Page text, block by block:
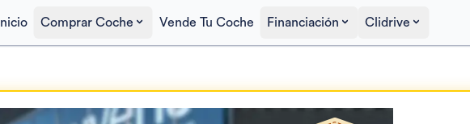
Inicio Comprar Coche Vende Tu Coche Financiación Clidrive
20.690€